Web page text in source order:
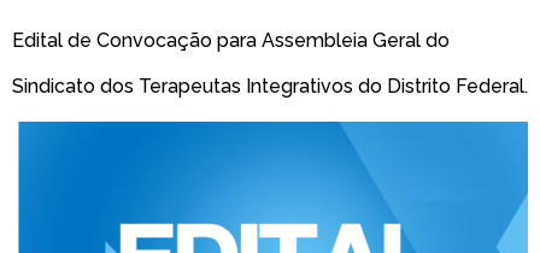
Edital de Convocação para Assembleia Geral do
Sindicato dos Terapeutas Integrativos do Distrito Federal.